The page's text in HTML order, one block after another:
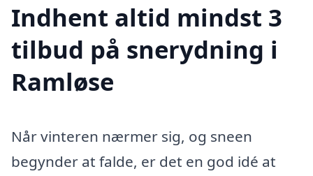
Indhent altid mindst 3
tilbud på snerydning i
Ramløse
Når vinteren nærmer sig, og sneen
begynder at falde, er det en god idé at